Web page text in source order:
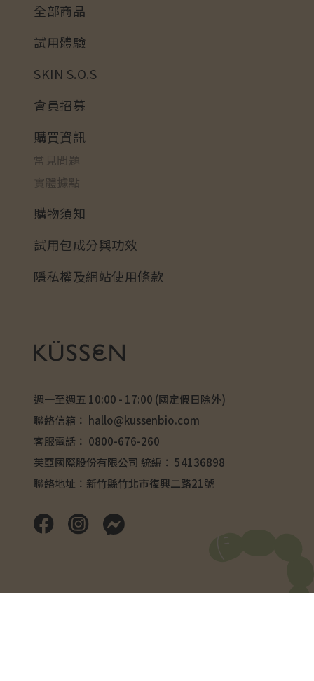
週一至週五 10:00 - 17:00 (國定假日除外)
聯絡信箱： hallo@kussenbio.com
客服電話： 0800-676-260
芙亞國際股份有限公司 統編： 54136898
聯絡地址：新竹縣竹北市復興二路21號
全部商品
試用體驗
SKIN S.O.S
會員招募
購買資訊
常見問題
實體據點
購物須知
試用包成分與功效
隱私權及網站使用條款